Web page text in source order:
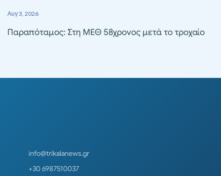
Αυγ 3, 2026
Παραπόταμος: Στη ΜΕΘ 58χρονος μετά το τροχαίο
info@trikalanews.gr
+30 6987510037